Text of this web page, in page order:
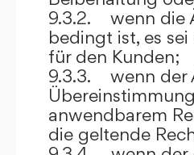
9.3.2. wenn die
bedingt ist, es
für den Kunden;
9.3.3. wenn der
anwendbarem
die geltende